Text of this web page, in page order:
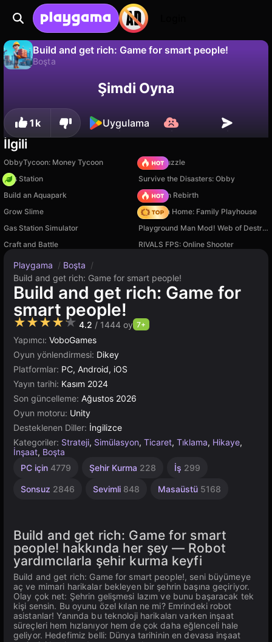
Build and get rich: Game for smart people!
Boşta
İlerlemeyi kaydet! Hayır
Şimdi Oyna
1k Uygulama
İlgili
ObbyTycoon: Money Tycoon
Arrow Puzzle
Gas Station
Survive the Disasters: Obby
Build an Aquapark
Stickman Rebirth
Grow Slime
My Town Home: Family Playhouse
Gas Station Simulator
Playground Man Mod! Web of Destruction!
Craft and Battle
RIVALS FPS: Online Shooter
Playgama / Boşta /
Build and get rich: Game for smart people!
Build and get rich: Game for
smart people!
★★★★★ 4.2 / 1444 oy 7+
Yapımcı: VoboGames
Oyun yönlendirmesi: Dikey
Platformlar: PC, Android, iOS
Yayın tarihi: Kasım 2024
Son güncelleme: Ağustos 2026
Oyun motoru: Unity
Desteklenen Diller: İngilizce
Kategoriler: Strateji, Simülasyon, Ticaret, Tıklama, Hikaye,
İnşaat, Boşta
PC için 4779 Şehir Kurma 228 İş 299
Sonsuz 2846 Sevimli 848 Masaüstü 5168
1
4145
Bağımsız
Artımlı
Bina
Kaynak
300
Yüksek
3569
Tarayıcı
Unity
3172
Build and get rich: Game for smart
people! hakkında her şey — Robot
yardımcılarla şehir kurma keyfi
Build and get rich: Game for smart people!, seni büyümeye
aç ve mimari harikalar bekleyen bir şehrin başına geçiriyor.
Olay çok net: Şehrin gelişmesi lazım ve bunu başaracak tek
kişi sensin. Bu oyunu özel kılan ne mi? Emrindeki robot
asistanlar! Yanında bu teknoloji harikaları varken inşaat
süreçleri hem hızlanıyor hem de çok daha eğlenceli hale
geliyor. Hedefimiz belli: Dünya tarihinin en devasa inşaat